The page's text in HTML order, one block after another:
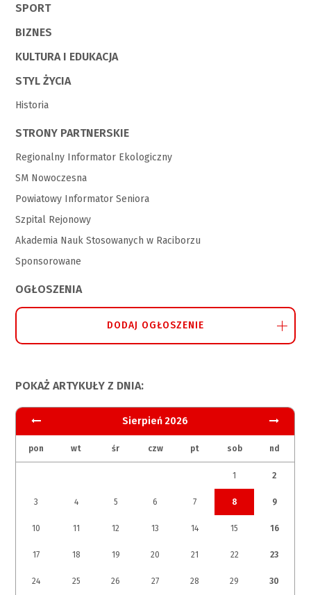
SPORT
BIZNES
KULTURA I EDUKACJA
STYL ŻYCIA
Historia
STRONY PARTNERSKIE
Regionalny Informator Ekologiczny
SM Nowoczesna
Powiatowy Informator Seniora
Szpital Rejonowy
Akademia Nauk Stosowanych w Raciborzu
Sponsorowane
OGŁOSZENIA
DODAJ OGŁOSZENIE
POKAŻ ARTYKUŁY Z DNIA:
Sierpień 2026
pon wt śr czw pt sob nd
1 2
3 4 5 6 7 8 9
10 11 12 13 14 15 16
17 18 19 20 21 22 23
24 25 26 27 28 29 30